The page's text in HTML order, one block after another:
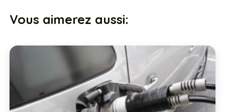
Vous aimerez aussi: